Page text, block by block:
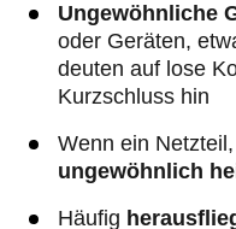
Ungewöhnliche
oder Geräten,
deuten auf lose
Kurzschluss hin
Wenn ein
ungewöhnlich
Häufig